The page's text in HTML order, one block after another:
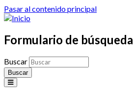
Pasar al contenido principal
Formulario de búsqueda
Buscar